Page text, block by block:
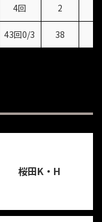
4回 2
43回0/3 38
桜田K・H